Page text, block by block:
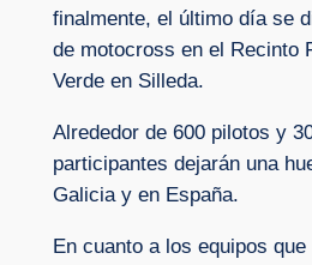
finalmente, el último día se
de motocross en el Recinto
Verde en Silleda.
Alrededor de 600 pilotos y
participantes dejarán una
Galicia y en España.
En cuanto a los equipos